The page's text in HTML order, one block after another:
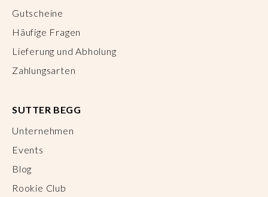
Gutscheine
Häufige Fragen
Lieferung und Abholung
Zahlungsarten
SUTTER BEGG
Unternehmen
Events
Blog
Rookie Club